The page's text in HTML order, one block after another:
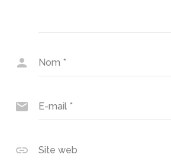
Nom *
E-mail *
Site web